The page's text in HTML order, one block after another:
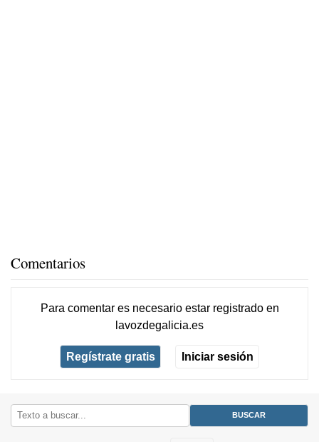
Comentarios
Para comentar es necesario estar registradoen
lavozdegalicia.es
Regístrate gratis Iniciar sesión